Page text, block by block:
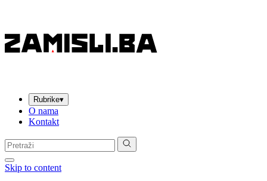
Rubrike▾
O nama
Kontakt
Pretraga:
Skip to content